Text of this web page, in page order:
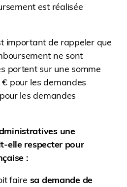
est réalisée
important de rappeler que
ne sont
portent sur une somme
pour les demandes
les demandes
une
elle respecter pour
:
faire sa demande de